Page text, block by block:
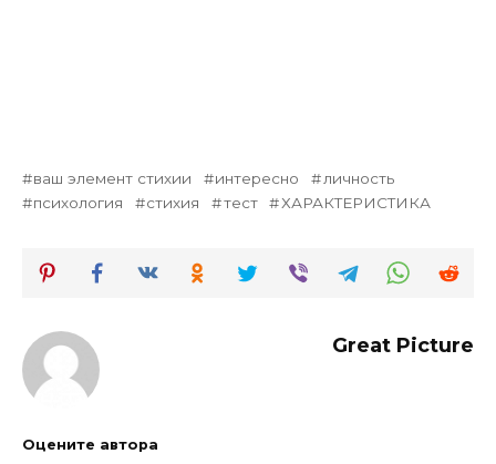
ваш элемент стихии интересно
личность
психология
стихия тест ХАРАКТЕРИСТИКА
Great Picture
Оцените автора